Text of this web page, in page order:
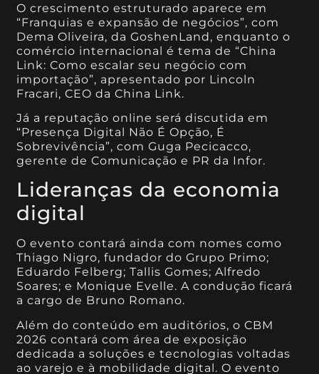
O crescimento estruturado aparece em
“Franquias e expansão de negócios”, com
Dema Oliveira, da GoshenLand, enquanto o
comércio internacional é tema de “China
Link: Como escalar seu negócio com
importação”, apresentado por Lincoln
Fracari, CEO da China Link.
Já a reputação online será discutida em
“Presença Digital Não É Opção, É
Sobrevivência”, com Guga Pecicacco,
gerente de Comunicação e PR da Infor.
Lideranças da economia
digital
O evento contará ainda com nomes como
Thiago Nigro, fundador do Grupo Primo;
Eduardo Felberg; Tallis Gomes; Alfredo
Soares; e Monique Evelle. A condução ficará
a cargo de Bruno Romano.
Além do conteúdo em auditórios, o CBM
2026 contará com área de exposição
dedicada a soluções e tecnologias voltadas
ao varejo e à mobilidade digital. O evento